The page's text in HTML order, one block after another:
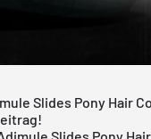
Slides Pony Hair